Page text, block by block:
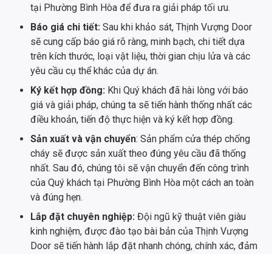
tại Phường Bình Hòa để đưa ra giải pháp tối ưu.
Báo giá chi tiết: Sau khi khảo sát, Thịnh Vượng Door
sẽ cung cấp báo giá rõ ràng, minh bạch, chi tiết dựa
trên kích thước, loại vật liệu, thời gian chịu lửa và các
yêu cầu cụ thể khác của dự án.
Ký kết hợp đồng: Khi Quý khách đã hài lòng với báo
giá và giải pháp, chúng ta sẽ tiến hành thống nhất các
điều khoản, tiến độ thực hiện và ký kết hợp đồng.
Sản xuất và vận chuyển: Sản phẩm cửa thép chống
cháy sẽ được sản xuất theo đúng yêu cầu đã thống
nhất. Sau đó, chúng tôi sẽ vận chuyển đến công trình
của Quý khách tại Phường Bình Hòa một cách an toàn
và đúng hẹn.
Lắp đặt chuyên nghiệp: Đội ngũ kỹ thuật viên giàu
kinh nghiệm, được đào tạo bài bản của Thịnh Vượng
Door sẽ tiến hành lắp đặt nhanh chóng, chính xác, đảm